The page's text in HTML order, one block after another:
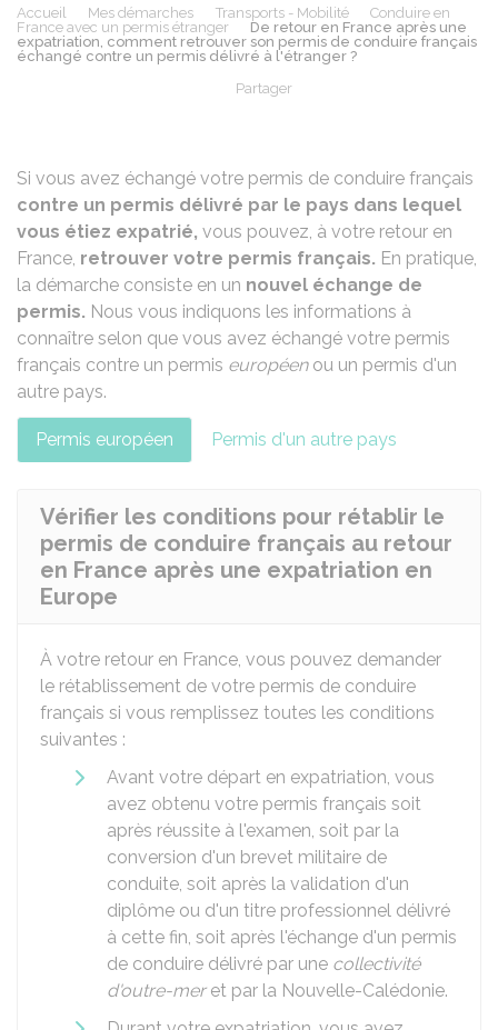
Accueil Mes démarches Transports - Mobilité
Conduire en
France avec un permis étranger
De retour en France après une
expatriation, comment retrouver son permis de conduire français
échangé contre un permis délivré à l'étranger ?
Partager
Si vous avez échangé votre permis de conduire français
contre un permis délivré par le pays dans lequel
vous étiez expatrié, vous pouvez, à votre retour en
France, retrouver votre permis français. En pratique,
la démarche consiste en un nouvel échange de
permis. Nous vous indiquons les informations à
connaître selon que vous avez échangé votre permis
français contre un permis européenou un permis d'un
autre pays.
Permis européen Permis d'un autre pays
Vérifier les conditions pour rétablir le
permis de conduire français au retour
en France après une expatriation en
Europe
À votre retour en France, vous pouvez demander
le rétablissement de votre permis de conduire
français si vous remplissez toutes les conditions
suivantes :
Avant votre départ en expatriation, vous
avez obtenu votre permis français soit
après réussite à l'examen, soit par la
conversion d'un brevet militaire de
conduite, soit après la validation d'un
diplôme ou d'un titre professionnel délivré
à cette fin, soit après l'échange d'un permis
de conduire délivré par une collectivité
d'outre-mer et par la Nouvelle-Calédonie.